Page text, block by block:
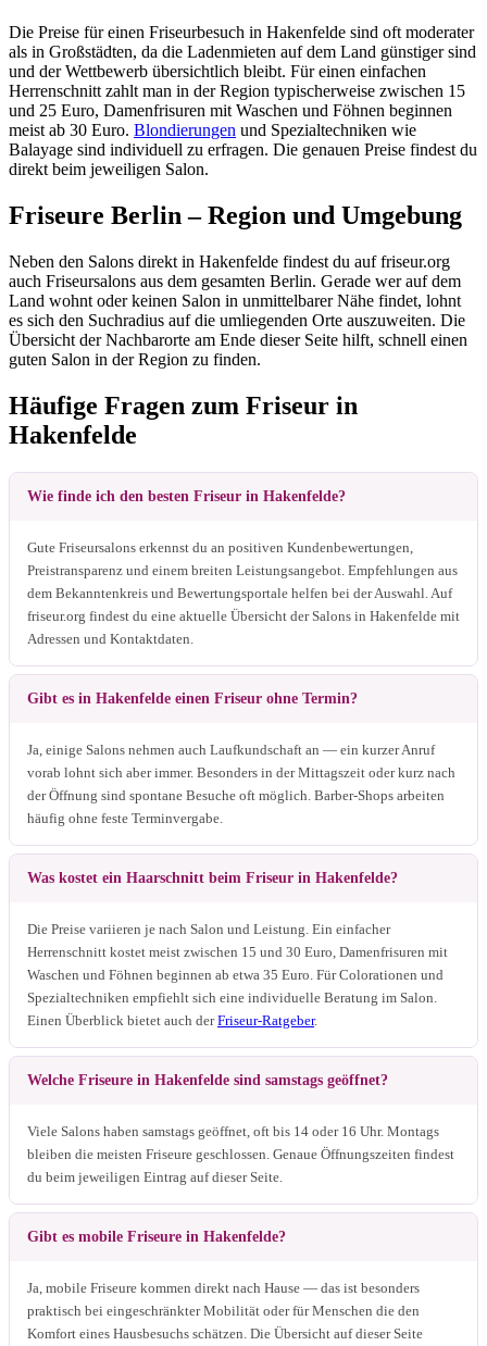
Die Preise für einen Friseurbesuch in Hakenfelde sind oft moderater
als in Großstädten, da die Ladenmieten auf dem Land günstiger sind
und der Wettbewerb übersichtlich bleibt. Für einen einfachen
Herrenschnitt zahlt man in der Region typischerweise zwischen 15
und 25 Euro, Damenfrisuren mit Waschen und Föhnen beginnen
meist ab 30 Euro. Blondierungen und Spezialtechniken wie
Balayage sind individuell zu erfragen. Die genauen Preise findest du
direkt beim jeweiligen Salon.
Friseure Berlin – Region und Umgebung
Neben den Salons direkt in Hakenfelde findest du auf friseur.org
auch Friseursalons aus dem gesamten Berlin. Gerade wer auf dem
Land wohnt oder keinen Salon in unmittelbarer Nähe findet, lohnt
es sich den Suchradius auf die umliegenden Orte auszuweiten. Die
Übersicht der Nachbarorte am Ende dieser Seite hilft, schnell einen
guten Salon in der Region zu finden.
Häufige Fragen zum Friseur in
Hakenfelde
Wie finde ich den besten Friseur in Hakenfelde?
Gute Friseursalons erkennst du an positiven Kundenbewertungen,
Preistransparenz und einem breiten Leistungsangebot. Empfehlungen aus
dem Bekanntenkreis und Bewertungsportale helfen bei der Auswahl. Auf
friseur.org findest du eine aktuelle Übersicht der Salons in Hakenfelde mit
Adressen und Kontaktdaten.
Gibt es in Hakenfelde einen Friseur ohne Termin?
Ja, einige Salons nehmen auch Laufkundschaft an — ein kurzer Anruf
vorab lohnt sich aber immer. Besonders in der Mittagszeit oder kurz nach
der Öffnung sind spontane Besuche oft möglich. Barber-Shops arbeiten
häufig ohne feste Terminvergabe.
Was kostet ein Haarschnitt beim Friseur in Hakenfelde?
Die Preise variieren je nach Salon und Leistung. Ein einfacher
Herrenschnitt kostet meist zwischen 15 und 30 Euro, Damenfrisuren mit
Waschen und Föhnen beginnen ab etwa 35 Euro. Für Colorationen und
Spezialtechniken empfiehlt sich eine individuelle Beratung im Salon.
Einen Überblick bietet auch derFriseur-Ratgeber.
Welche Friseure in Hakenfelde sind samstags geöffnet?
Viele Salons haben samstags geöffnet, oft bis 14 oder 16 Uhr. Montags
bleiben die meisten Friseure geschlossen. Genaue Öffnungszeiten findest
du beim jeweiligen Eintrag auf dieser Seite.
Gibt es mobile Friseure in Hakenfelde?
Ja, mobile Friseure kommen direkt nach Hause — das ist besonders
praktisch bei eingeschränkter Mobilität oder für Menschen die den
Komfort eines Hausbesuchs schätzen. Die Übersicht auf dieser Seite